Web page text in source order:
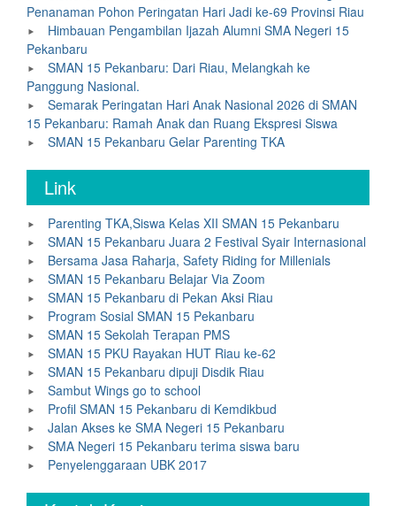
Penanaman Pohon Peringatan Hari Jadi ke-69 Provinsi Riau
Himbauan Pengambilan Ijazah Alumni SMA Negeri 15
Pekanbaru
SMAN 15 Pekanbaru: Dari Riau, Melangkah ke
Panggung Nasional.
Semarak Peringatan Hari Anak Nasional 2026 di SMAN
15 Pekanbaru: Ramah Anak dan Ruang Ekspresi Siswa
SMAN 15 Pekanbaru Gelar Parenting TKA
Link
Parenting TKA,Siswa Kelas XII SMAN 15 Pekanbaru
SMAN 15 Pekanbaru Juara 2 Festival Syair Internasional
Bersama Jasa Raharja, Safety Riding for Millenials
SMAN 15 Pekanbaru Belajar Via Zoom
SMAN 15 Pekanbaru di Pekan Aksi Riau
Program Sosial SMAN 15 Pekanbaru
SMAN 15 Sekolah Terapan PMS
SMAN 15 PKU Rayakan HUT Riau ke-62
SMAN 15 Pekanbaru dipuji Disdik Riau
Sambut Wings go to school
Profil SMAN 15 Pekanbaru di Kemdikbud
Jalan Akses ke SMA Negeri 15 Pekanbaru
SMA Negeri 15 Pekanbaru terima siswa baru
Penyelenggaraan UBK 2017